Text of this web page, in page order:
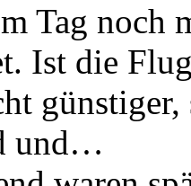
Tag noch
Ist die
und…